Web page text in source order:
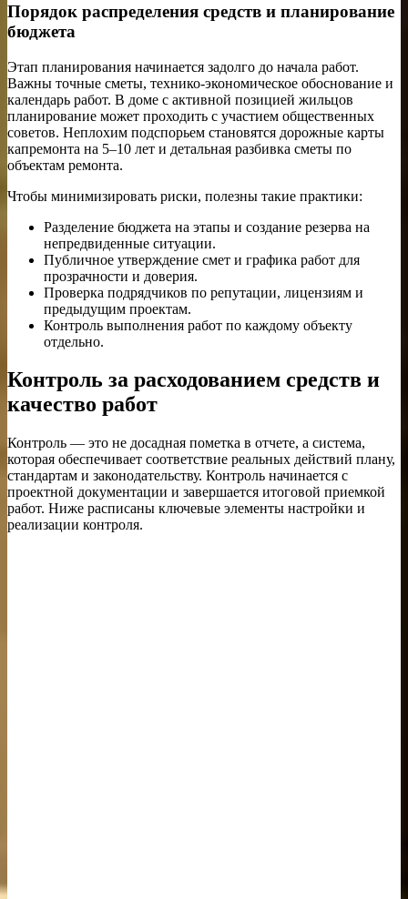
Порядок распределения средств и планирование
бюджета
Этап планирования начинается задолго до начала работ.
Важны точные сметы, технико-экономическое обоснование и
календарь работ. В доме с активной позицией жильцов
планирование может проходить с участием общественных
советов. Неплохим подспорьем становятся дорожные карты
капремонта на 5–10 лет и детальная разбивка сметы по
объектам ремонта.
Чтобы минимизировать риски, полезны такие практики:
Разделение бюджета на этапы и создание резерва на
непредвиденные ситуации.
Публичное утверждение смет и графика работ для
прозрачности и доверия.
Проверка подрядчиков по репутации, лицензиям и
предыдущим проектам.
Контроль выполнения работ по каждому объекту
отдельно.
Контроль за расходованием средств и
качество работ
Контроль — это не досадная пометка в отчете, а система,
которая обеспечивает соответствие реальных действий плану,
стандартам и законодательству. Контроль начинается с
проектной документации и завершается итоговой приемкой
работ. Ниже расписаны ключевые элементы настройки и
реализации контроля.